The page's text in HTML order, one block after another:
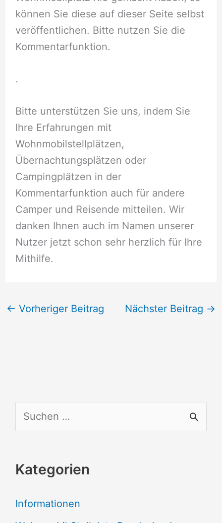
können Sie diese auf dieser Seite selbst
veröffentlichen. Bitte nutzen Sie die
Kommentarfunktion.
.
Bitte unterstützen Sie uns, indem Sie
Ihre Erfahrungen mit
Wohnmobilstellplätzen,
Übernachtungsplätzen oder
Campingplätzen in der
Kommentarfunktion auch für andere
Camper und Reisende mitteilen. Wir
danken Ihnen auch im Namen unserer
Nutzer jetzt schon sehr herzlich für Ihre
Mithilfe.
← Vorheriger Beitrag Nächster Beitrag →
u
h
n
Kategorien
Informationen